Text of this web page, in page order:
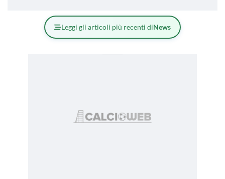
Leggi gli articoli più recenti diNews